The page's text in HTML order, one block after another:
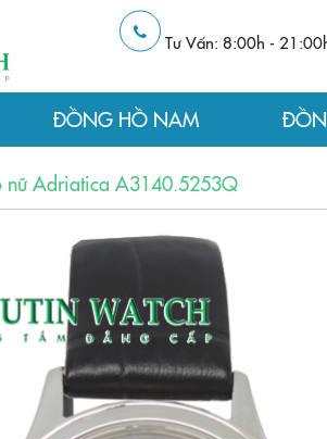
Tư Vấn: 8:00h -
ĐỒNG HỒ NAM
nữ Adriatica A3140.5253Q